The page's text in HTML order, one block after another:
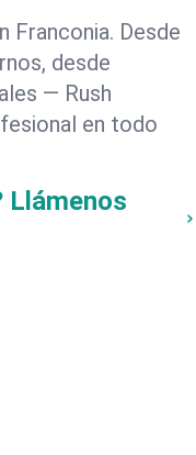
Franconia. Desde
desde
— Rush
en todo
Llámenos